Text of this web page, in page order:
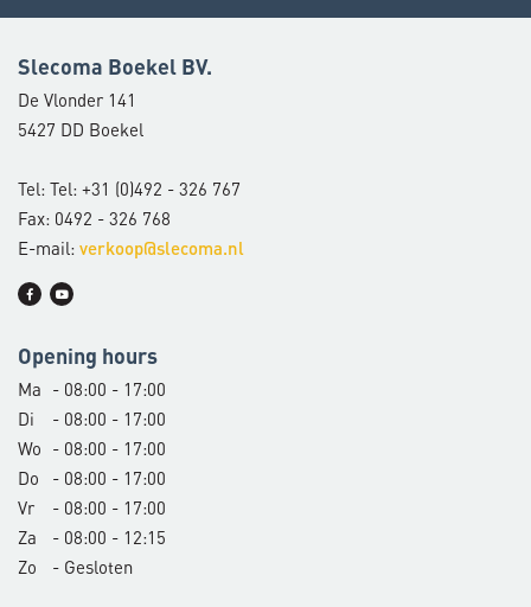
Slecoma Boekel BV.
De Vlonder 141
5427 DD Boekel
Tel: Tel: +31 (0)492 - 326 767
Fax: 0492 - 326 768
E-mail: verkoop@slecoma.nl
Opening hours
Ma
- 08:00 - 17:00
Di
- 08:00 - 17:00
Wo
- 08:00 - 17:00
Do
- 08:00 - 17:00
Vr
- 08:00 - 17:00
Za
- 08:00 - 12:15
Zo
- Gesloten